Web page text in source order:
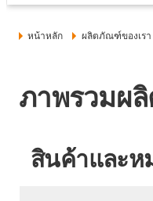
หน้าหลัก ผลิตภัณฑ์ของเรา
ภาพรวมผ
สินค้าและ